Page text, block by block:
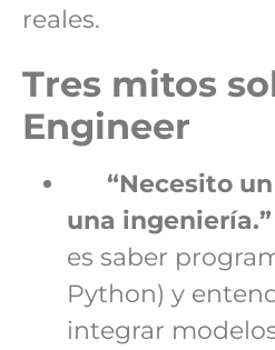
reales.
Tres mitos
Engineer
“Necesito
una ingeniería.”
es saber
Python) y
integrar